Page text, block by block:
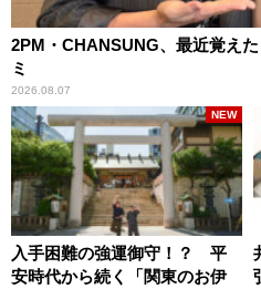
2PM・CHANSUNG、最近覚え
ミ
2026.08.07
入手困難の強運御守！？ 平
安時代から続く「関東のお伊
NEW